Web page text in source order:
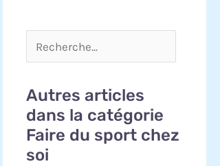
Autres articles
dans la catégorie
Faire du sport chez
soi